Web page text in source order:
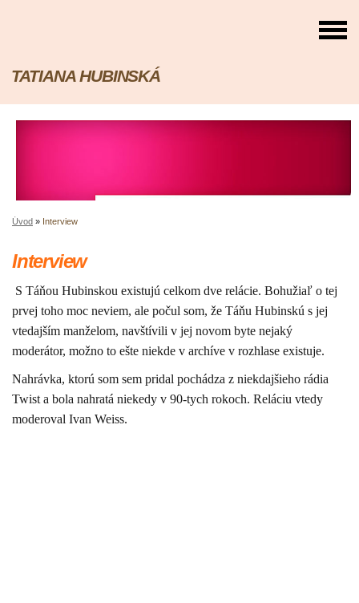
TATIANA HUBINSKÁ
Úvod » Interview
Interview
S Táňou Hubinskou existujú celkom dve relácie. Bohužiaľ o tej
prvej toho moc neviem, ale počul som, že Táňu Hubinskú s jej
vtedajším manželom, navštívili v jej novom byte nejaký
moderátor, možno to ešte niekde v archíve v rozhlase existuje.
Nahrávka, ktorú som sem pridal pochádza z niekdajšieho rádia
Twist a bola nahratá niekedy v 90-tych rokoch. Reláciu vtedy
moderoval Ivan Weiss.